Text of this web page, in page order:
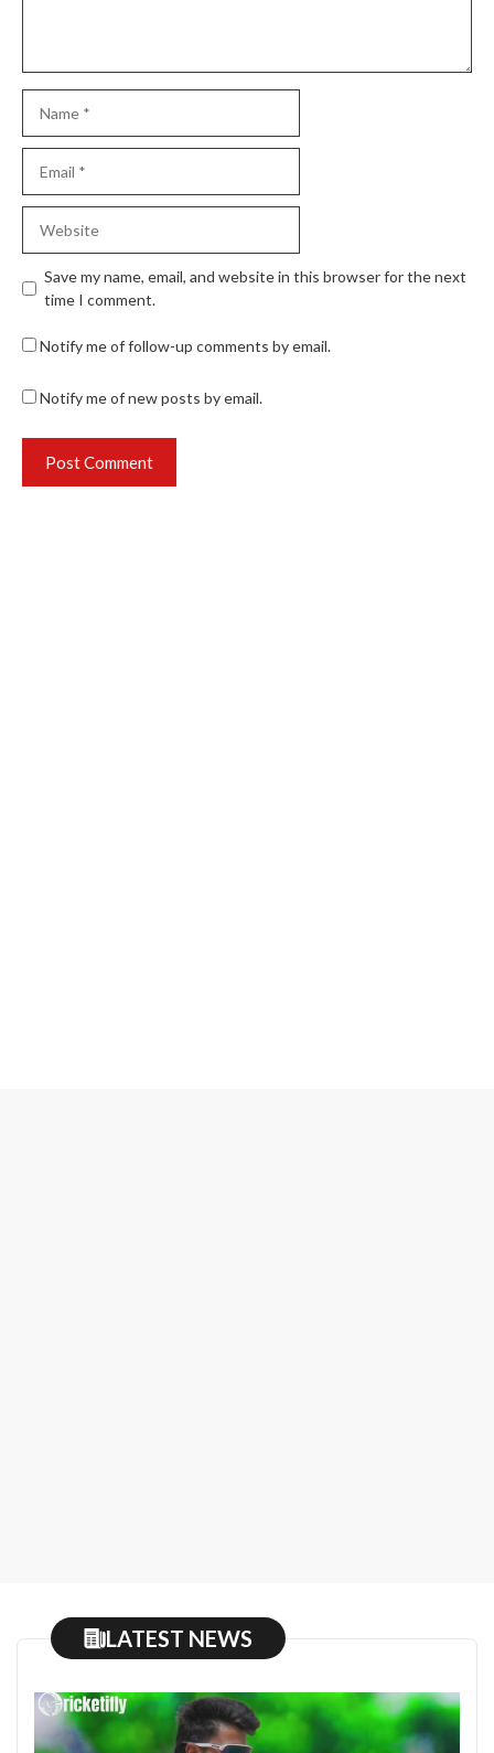
Save my name, email, and website in this browser for the next
time I comment.
Notify me of follow-up comments by email.
Notify me of new posts by email.
LATEST NEWS